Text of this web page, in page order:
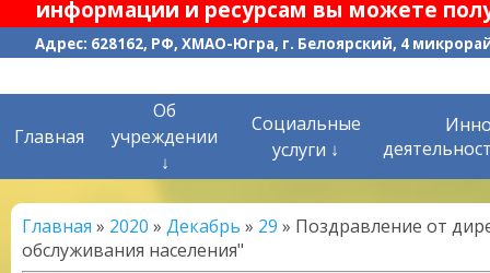
информации и ресурсам вы можете
Адрес: 628162, РФ, ХМАО-Югра, г. Белоярский, 4
Главная
Об
учреждении
↓
Социальные
услуги ↓
Главная » 2020 » Декабрь » 29 » Поздравление от
обслуживания населения"